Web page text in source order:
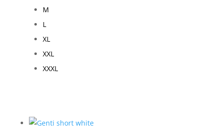
M
L
XL
XXL
XXXL